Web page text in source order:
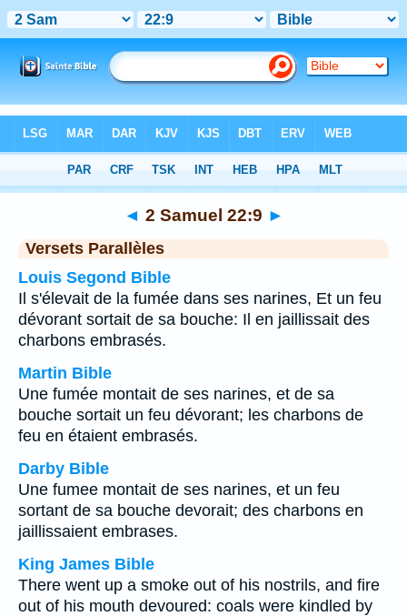
Chapitre 22 > Verset 9
◄ 2 Samuel 22:9 ►
Versets Parallèles
Louis Segond Bible
Il s'élevait de la fumée dans ses narines, Et un feu
dévorant sortait de sa bouche: Il en jaillissait des
charbons embrasés.
Martin Bible
Une fumée montait de ses narines, et de sa
bouche sortait un feu dévorant; les charbons de
feu en étaient embrasés.
Darby Bible
Une fumee montait de ses narines, et un feu
sortant de sa bouche devorait; des charbons en
jaillissaient embrases.
King James Bible
There went up a smoke out of his nostrils, and fire
out of his mouth devoured: coals were kindled by